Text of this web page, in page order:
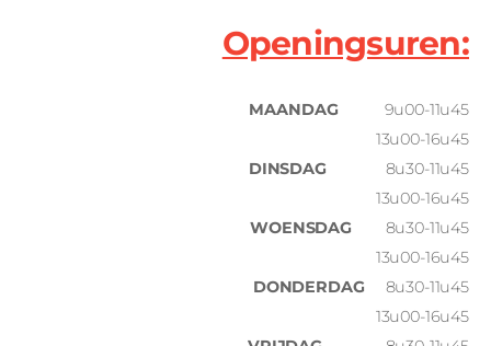
Openingsuren:
MAANDAG
9u00-11u45
13u00-16u45
DINSDAG 8u30-11u45
13u00-16u45
WOENSDAG 8u30-11u45
13u00-16u45
DONDERDAG
8u30-11u45
13u00-16u45